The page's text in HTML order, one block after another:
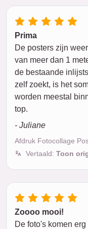
Prima
De posters zijn
van meer dan 1
de bestaande
zelf zoekt, is het
worden meestal
top.
- Juliane
Afdruk Fotocollage
Vertaald: Toon
Zoooo mooi!
De foto's komen